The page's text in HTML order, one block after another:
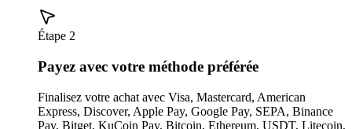
Étape 2
Payez avec votre méthode préférée
Finalisez votre achat avec Visa, Mastercard, American
Express, Discover, Apple Pay, Google Pay, SEPA, Binance
Pay, Bitget, KuCoin Pay, Bitcoin, Ethereum, USDT, Litecoin,